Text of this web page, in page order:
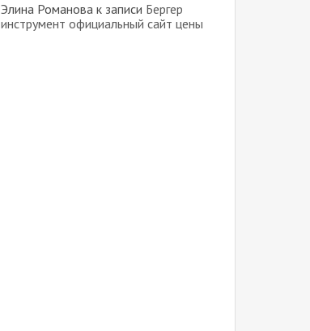
Элина Романова к записи Бергер
инструмент официальный сайт цены